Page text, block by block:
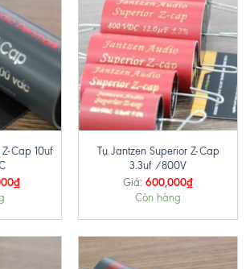
Cap 10uf
₫
Tụ Jantzen Superior Z-Cap
3.3uf /800V
Giá: 600,000₫
Còn hàng